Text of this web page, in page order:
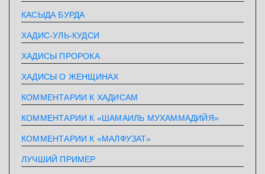
КАСЫДА БУРДА
ХАДИС-УЛЬ-КУДСИ
ХАДИСЫ ПРОРОКА
ХАДИСЫ О ЖЕНЩИНАХ
КОММЕНТАРИИ К ХАДИСАМ
КОММЕНТАРИИ К «ШАМАИЛЬ МУХАММАДИЙЯ»
КОММЕНТАРИИ К «МАЛФУЗАТ»
ЛУЧШИЙ ПРИМЕР